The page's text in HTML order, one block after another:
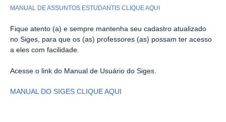
MANUAL DE ASSUNTOS ESTUDANTIS CLIQUE AQUI
Fique atento (a) e sempre mantenha seu cadastro atualizado
no Siges, para que os (as) professores (as) possam ter acesso
a eles com facilidade.
Acesse o link do Manual de Usuário do Siges.
MANUAL DO SIGES CLIQUE AQUI